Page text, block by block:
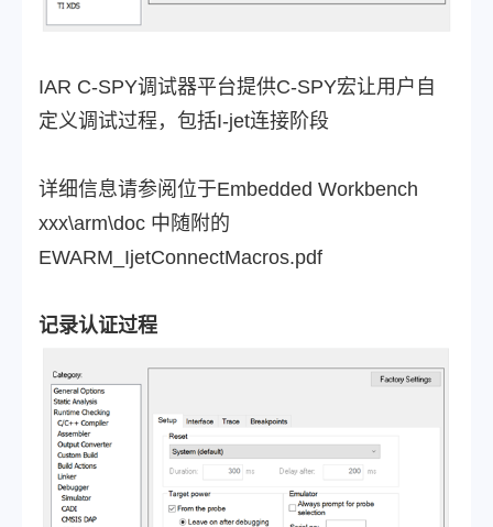
IAR C-SPY调试器平台提供C-SPY宏让用户自
定义调试过程，包括I-jet连接阶段
详细信息请参阅位于Embedded Workbench
xxx\arm\doc 中随附的
EWARM_IjetConnectMacros.pdf
记录认证过程